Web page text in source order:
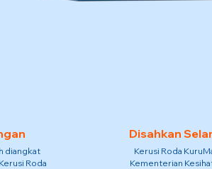
diangkat
Roda
Disahkan
Kerusi Roda
Kementerian